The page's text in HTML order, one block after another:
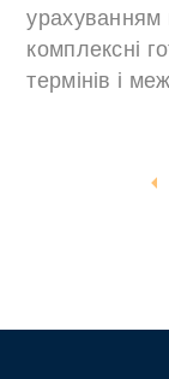
урахуванням
комплексні
термінів і